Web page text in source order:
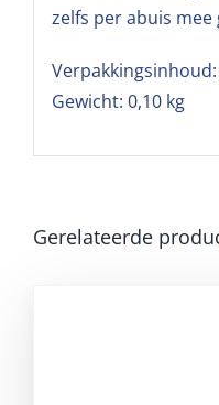
zelfs per abuis mee
Gewicht: 0,10 kg
Gerelateerde